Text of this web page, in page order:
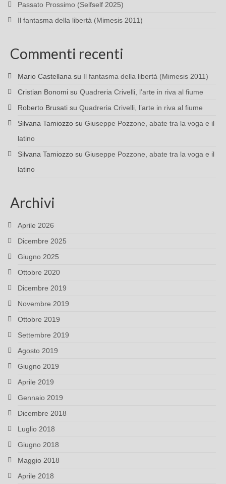
Passato Prossimo (Selfself 2025)
Il fantasma della libertà (Mimesis 2011)
Commenti recenti
Mario Castellana su Il fantasma della libertà (Mimesis 2011)
Cristian Bonomi su Quadreria Crivelli, l’arte in riva al fiume
Roberto Brusati su Quadreria Crivelli, l’arte in riva al fiume
Silvana Tamiozzo su Giuseppe Pozzone, abate tra la voga e il
latino
Silvana Tamiozzo su Giuseppe Pozzone, abate tra la voga e il
latino
Archivi
Aprile 2026
Dicembre 2025
Giugno 2025
Ottobre 2020
Dicembre 2019
Novembre 2019
Ottobre 2019
Settembre 2019
Agosto 2019
Giugno 2019
Aprile 2019
Gennaio 2019
Dicembre 2018
Luglio 2018
Giugno 2018
Maggio 2018
Aprile 2018